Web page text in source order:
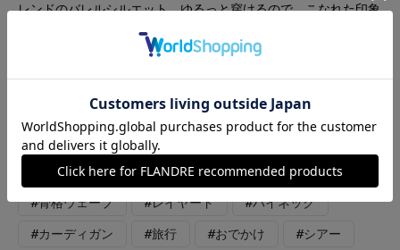
レンドのバレルシルエット。ゆるっと穿けるので、こなれた印象
#カットソー #ニット #パンツ #リラックス
#女子会 #ウォッシャブル
#イージーケア #コットン
#カジュアル #マニッシュ #モード
#骨格ウェーブ #レイヤード #ハイネック
#カーディガン #旅行 #おでかけ #シアー